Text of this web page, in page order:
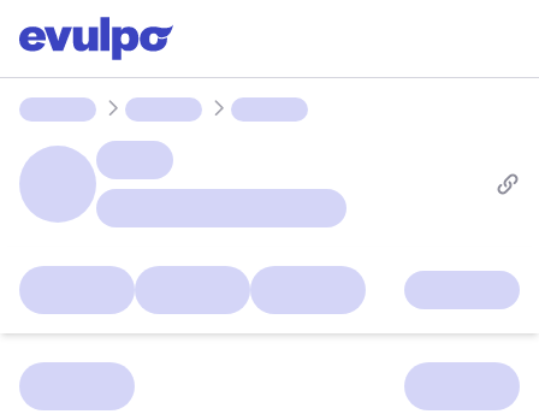
Lernpfade
Ligen
Gruppe(n)
Lab